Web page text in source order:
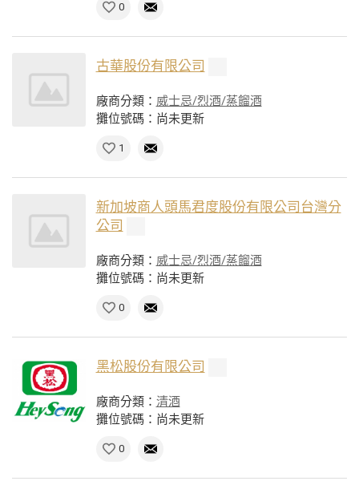
0
古華股份有限公司
廠商分類： 威士忌/烈酒/蒸餾酒
攤位號碼：尚未更新
1
新加坡商人頭馬君度股份有限公司台灣分
公司
廠商分類： 威士忌/烈酒/蒸餾酒
攤位號碼：尚未更新
0
黑松股份有限公司
廠商分類： 清酒
攤位號碼：尚未更新
0